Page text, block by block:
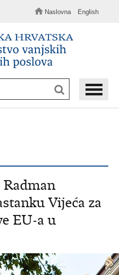
Naslovna English
Vijeća za
EU-a u